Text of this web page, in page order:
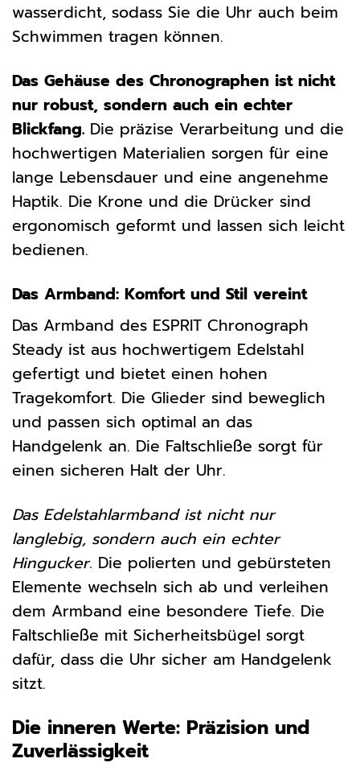
wasserdicht, sodass Sie die Uhr auch beim
Schwimmen tragen können.
Das Gehäuse des Chronographen ist nicht
nur robust, sondern auch ein echter
Blickfang. Die präzise Verarbeitung und die
hochwertigen Materialien sorgen für eine
lange Lebensdauer und eine angenehme
Haptik. Die Krone und die Drücker sind
ergonomisch geformt und lassen sich leicht
bedienen.
Das Armband: Komfort und Stil vereint
Das Armband des ESPRIT Chronograph
Steady ist aus hochwertigem Edelstahl
gefertigt und bietet einen hohen
Tragekomfort. Die Glieder sind beweglich
und passen sich optimal an das
Handgelenk an. Die Faltschließe sorgt für
einen sicheren Halt der Uhr.
Das Edelstahlarmband ist nicht nur
langlebig, sondern auch ein echter
Hingucker. Die polierten und gebürsteten
Elemente wechseln sich ab und verleihen
dem Armband eine besondere Tiefe. Die
Faltschließe mit Sicherheitsbügel sorgt
dafür, dass die Uhr sicher am Handgelenk
sitzt.
Die inneren Werte: Präzision und
Zuverlässigkeit